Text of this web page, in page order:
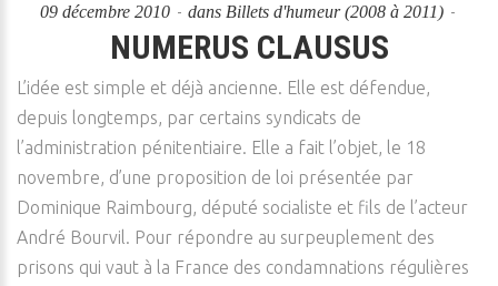
09 décembre 2010 dans Billets d'humeur (2008 à 2011)
NUMERUS CLAUSUS
L’idée est simple et déjà ancienne. Elle est défendue,
depuis longtemps, par certains syndicats de
l’administration pénitentiaire. Elle a fait l’objet, le 18
novembre, d’une proposition de loi présentée par
Dominique Raimbourg, député socialiste et fils de l’acteur
André Bourvil. Pour répondre au surpeuplement des
prisons qui vaut à la France des condamnations régulières